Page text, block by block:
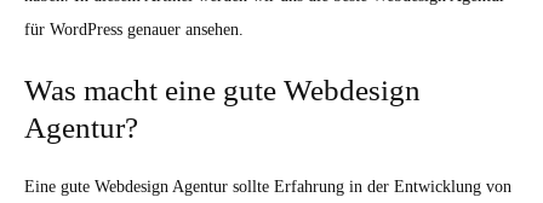
für WordPress genauer ansehen.
Was macht eine gute Webdesign
Agentur?
Eine gute Webdesign Agentur sollte Erfahrung in der Entwicklung von